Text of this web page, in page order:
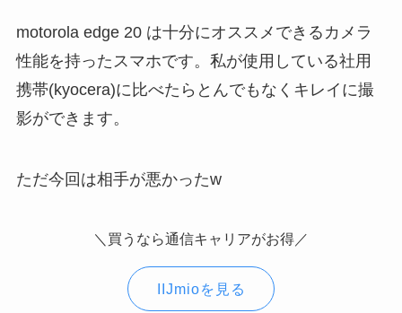
motorola edge 20 は十分にオススメできるカメラ
性能を持ったスマホです。私が使用している社用
携帯(kyocera)に比べたらとんでもなくキレイに撮
影ができます。
ただ今回は相手が悪かったw
＼買うなら通信キャリアがお得／
IIJmioを見る